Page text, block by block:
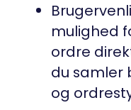
mulighed
ordre
du samler
og